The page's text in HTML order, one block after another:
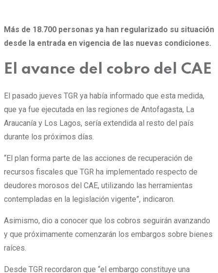
Más de 18.700 personas ya han regularizado su situación
desde la entrada en vigencia de las nuevas condiciones.
El avance del cobro del CAE
El pasado jueves TGR ya había informado que esta medida,
que ya fue ejecutada en las regiones de Antofagasta, La
Araucanía y Los Lagos, sería extendida al resto del país
durante los próximos días.
“El plan forma parte de las acciones de recuperación de
recursos fiscales que TGR ha implementado respecto de
deudores morosos del CAE, utilizando las herramientas
contempladas en la legislación vigente”, indicaron.
Asimismo, dio a conocer que los cobros seguirán avanzando
y que próximamente comenzarán los embargos sobre bienes
raíces.
Desde TGR recordaron que “el embargo constituye una